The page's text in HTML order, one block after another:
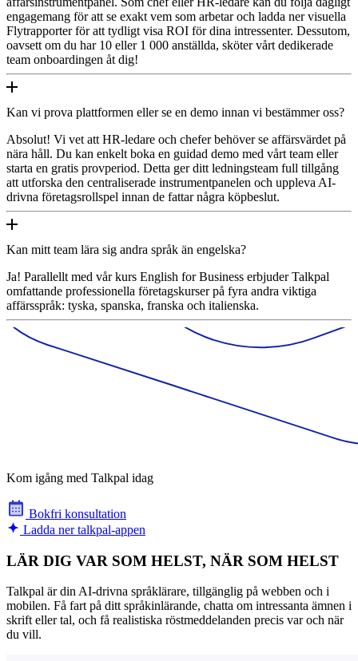
engagemang för att se exakt vem som arbetar och ladda ner visuella
Flytrapporter för att tydligt visa ROI för dina intressenter. Dessutom,
oavsett om du har 10 eller 1 000 anställda, sköter vårt dedikerade
team onboardingen åt dig!
Kan vi prova plattformen eller se en demo innan vi bestämmer oss?
Absolut! Vi vet att HR-ledare och chefer behöver se affärsvärdet på
nära håll. Du kan enkelt boka en guidad demo med vårt team eller
starta en gratis provperiod. Detta ger ditt ledningsteam full tillgång
att utforska den centraliserade instrumentpanelen och uppleva AI-
drivna företagsrollspel innan de fattar några köpbeslut.
Kan mitt team lära sig andra språk än engelska?
Ja! Parallellt med vår kurs English for Business erbjuder Talkpal
omfattande professionella företagskurser på fyra andra viktiga
affärsspråk: tyska, spanska, franska och italienska.
Kom igång med Talkpal idag
Bokfri konsultation
Ladda ner talkpal-appen
LÄR DIG VAR SOM HELST, NÄR SOM HELST
Talkpal är din AI-drivna språklärare, tillgänglig på webben och i
mobilen. Få fart på ditt språkinlärande, chatta om intressanta ämnen i
skrift eller tal, och få realistiska röstmeddelanden precis var och när
du vill.